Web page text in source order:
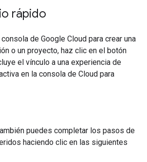
rápido
de Google Cloud para crear una
o un proyecto, haz clic en el botón
el vínculo a una experiencia de
en la consola de Cloud para
puedes completar los pasos de
haciendo clic en las siguientes